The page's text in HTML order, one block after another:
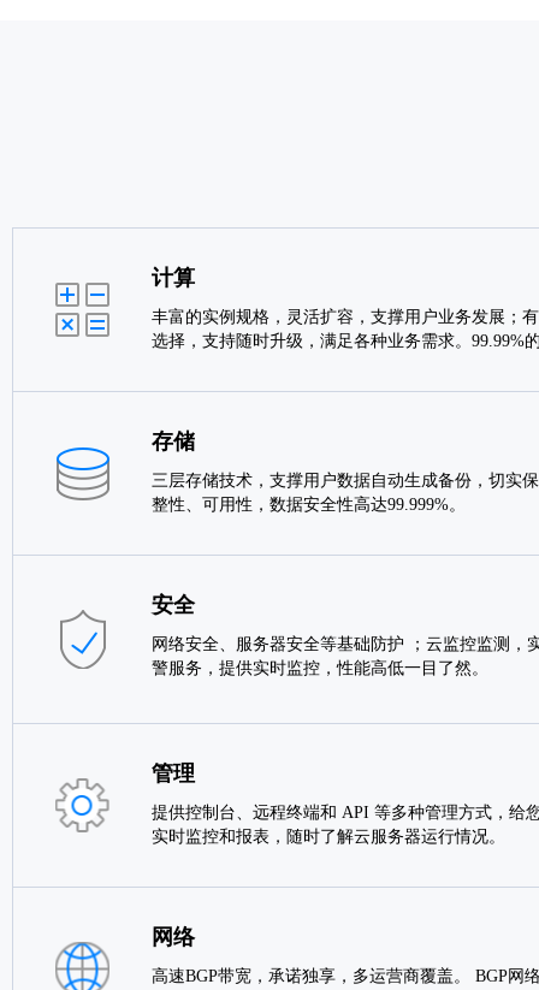
计算
丰富的实例规格，灵活扩容，支撑用户业务发展；
选择，支持随时升级，满足各种业务需求。99.99%
存储
三层存储技术，支撑用户数据自动生成备份，切实
整性、可用性，数据安全性高达99.999%。
安全
网络安全、服务器安全等基础防护 ；云监控监测
警服务，提供实时监控，性能高低一目了然。
管理
提供控制台、远程终端和 API 等多种管理方式，给
实时监控和报表，随时了解云服务器运行情况。
网络
高速BGP带宽，承诺独享，多运营商覆盖。 BGP